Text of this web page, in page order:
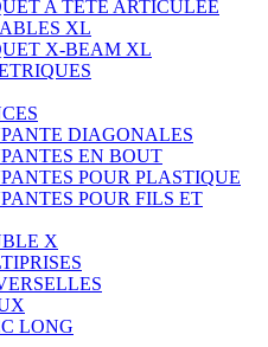
A TETE ARTICULEE
XL
X-BEAM XL
DIAGONALES
EN BOUT
POUR PLASTIQUE
POUR FILS ET
X
LONG